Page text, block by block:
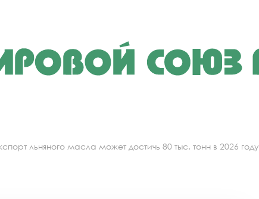
льняного масла может достичь 80 тыс. тонн в 2026 году